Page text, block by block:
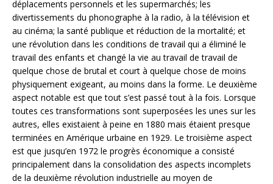
déplacements personnels et les supermarchés; les
divertissements du phonographe à la radio, à la télévision et
au cinéma; la santé publique et réduction de la mortalité; et
une révolution dans les conditions de travail qui a éliminé le
travail des enfants et changé la vie au travail de travail de
quelque chose de brutal et court à quelque chose de moins
physiquement exigeant, au moins dans la forme. Le deuxième
aspect notable est que tout s’est passé tout à la fois. Lorsque
toutes ces transformations sont superposées les unes sur les
autres, elles existaient à peine en 1880 mais étaient presque
terminées en Amérique urbaine en 1929. Le troisième aspect
est que jusqu’en 1972 le progrès économique a consisté
principalement dans la consolidation des aspects incomplets
de la deuxième révolution industrielle au moyen de